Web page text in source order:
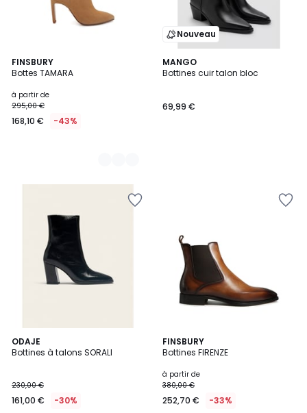
FINSBURY
Bottes TAMARA
à partir de
295,00 €
168,10 € -43%
3
Couleurs
Nouveau
MANGO
Bottines cuir talon bloc
69,99 €
ODAJE
Bottines à talons SORALI
230,00 €
161,00 € -30%
FINSBURY
Bottines FIRENZE
à partir de
380,00 €
252,70 € -33%